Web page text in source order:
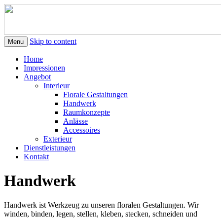
Menu Skip to content
Home
Impressionen
Angebot
Interieur
Florale Gestaltungen
Handwerk
Raumkonzepte
Anlässe
Accessoires
Exterieur
Dienstleistungen
Kontakt
Handwerk
Handwerk ist Werkzeug zu unseren floralen Gestaltungen. Wir
winden, binden, legen, stellen, kleben, stecken, schneiden und